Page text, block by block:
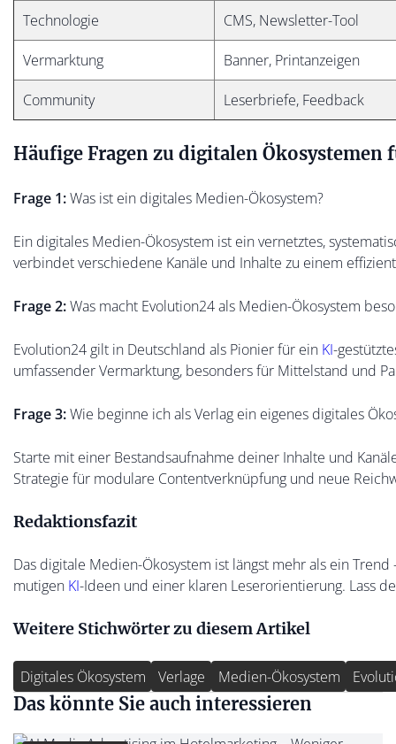
Technologie CMS, Newsletter-Tool
Vermarktung Banner, Printanzeigen
Community Leserbriefe, Feedback
Häufige Fragen zu digitalen Ökosystemen
Frage 1:Was ist ein digitales Medien-Ökosystem?
Ein digitales Medien-Ökosystem ist ein vernetztes,
verbindet verschiedene Kanäle und Inhalte zu einem
Frage 2:Was macht Evolution24 als Medien-Ökosystem
Evolution24 gilt in Deutschland als Pionier für ein KI-
umfassender Vermarktung, besonders für Mittelstand und
Frage 3:Wie beginne ich als Verlag ein eigenes digitales
Starte mit einer Bestandsaufnahme deiner Inhalte und
Strategie für modulare Contentverknüpfung und neue
Redaktionsfazit
Das digitale Medien-Ökosystem ist längst mehr als ein
mutigen KI-Ideen und einer klaren Leserorientierung. Lass
Weitere Stichwörter zu diesem Artikel
Digitales Ökosystem Verlage Medien-Ökosystem
Das könnte Sie auch interessieren